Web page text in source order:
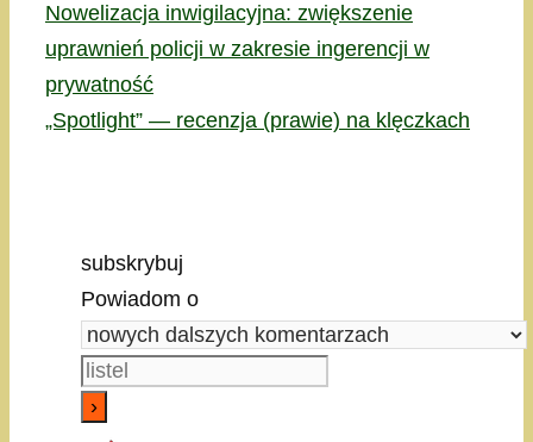
Nowelizacja inwigilacyjna: zwiększenie
uprawnień policji w zakresie ingerencji w
prywatność
„Spotlight” — recenzja (prawie) na klęczkach
subskrybuj
Powiadom o